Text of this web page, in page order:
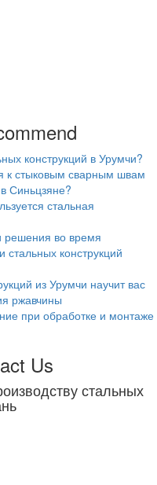
конструкций в Урумчи?
к стыковым сварным швам
Синьцзяне?
стальная
решения во время
стальных конструкций
из Урумчи научит вас
ржавчины
при обработке и монтаже
Us
стальных